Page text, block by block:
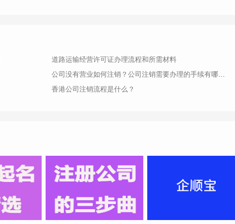
道路运输经营许可证办理流程和所需材料
公司没有营业如何注销？公司注销需要办理的手续有哪些？
香港公司注销流程是什么？